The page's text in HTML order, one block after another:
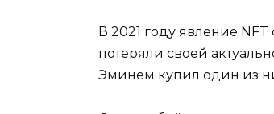
В 2021 году явление
потеряли своей
Эминем купил один из